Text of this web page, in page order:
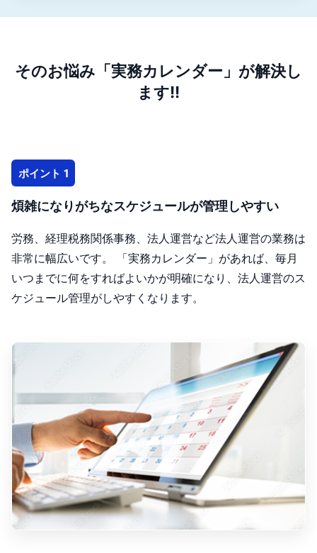
そのお悩み「実務カレンダー」が解決し
ます!!
ポイント 1
煩雑になりがちなスケジュールが管理しやすい
労務、経理税務関係事務、法人運営など法人運営の業務は
非常に幅広いです。 「実務カレンダー」があれば、毎月
いつまでに何をすればよいかが明確になり、法人運営のス
ケジュール管理がしやすくなります。